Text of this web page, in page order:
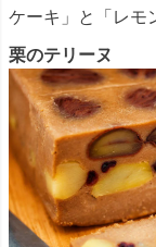
ケーキ」と「レモ
栗のテリーヌ